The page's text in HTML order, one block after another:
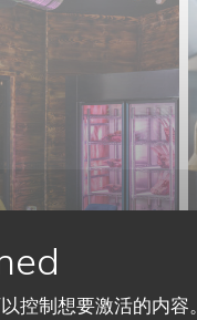
控制想要激活的内容。